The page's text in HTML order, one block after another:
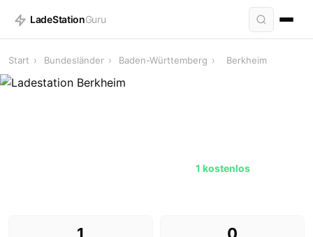
LadeStationGuru
Start › Bundesländer › Baden-Württemberg › Berkheim
1 kostenlos